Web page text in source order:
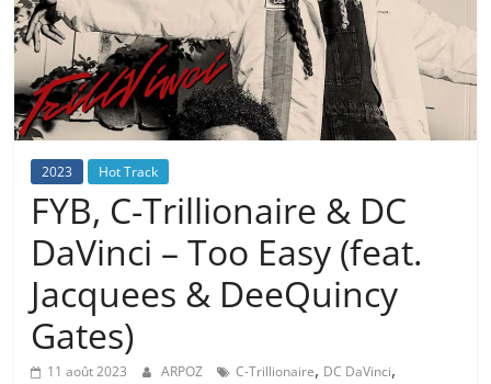
2023 Hot Track
FYB, C-Trillionaire & DC
DaVinci – Too Easy (feat.
Jacquees & DeeQuincy
Gates)
11 août 2023 ARPOZ C-Trillionaire, DC DaVinci,